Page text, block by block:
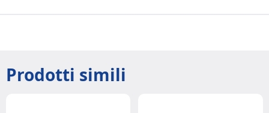
Prodotti simili